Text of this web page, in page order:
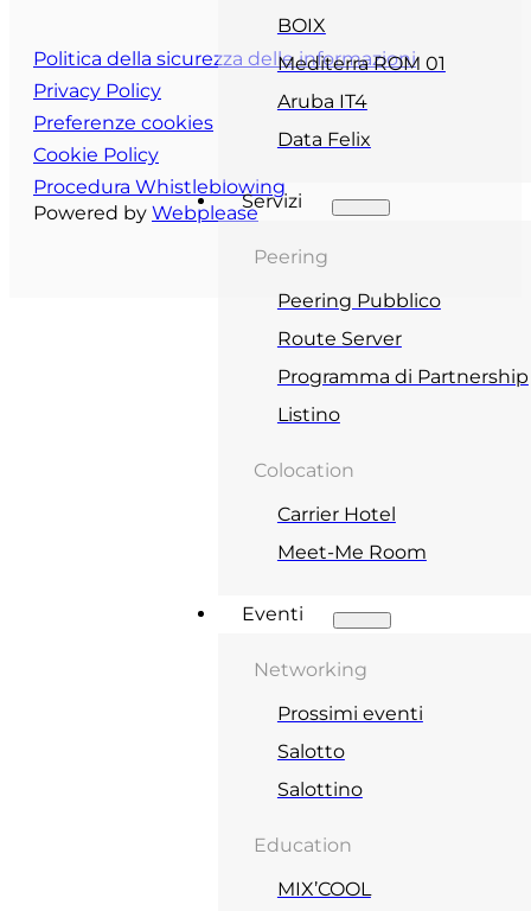
BOIX
Mediterra ROM 01
Aruba IT4
Data Felix
Servizi
Peering
Peering Pubblico
Route Server
Programma di Partnership
Listino
Colocation
Carrier Hotel
Meet-Me Room
Eventi
Networking
Prossimi eventi
Salotto
Salottino
Education
MIX’COOL
Politica della sicurezza delle informazioni
Privacy Policy
Preferenze cookies
Cookie Policy
Procedura Whistleblowing
Powered by Webplease